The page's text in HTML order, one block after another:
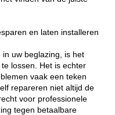
en laten installeren
uw beglazing, is het
lossen. Het is echter
vaak een teken
repareren niet altijd de
voor professionele
tegen betaalbare